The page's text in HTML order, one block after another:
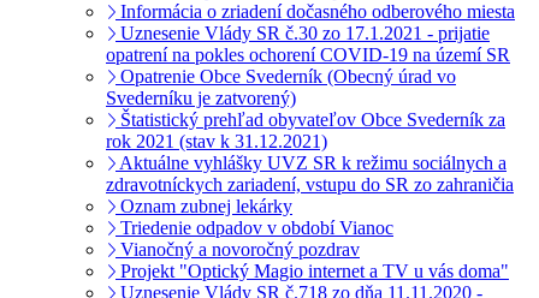
Informácia o zriadení dočasného odberového miesta
Uznesenie Vlády SR č.30 zo 17.1.2021 - prijatie
opatrení na pokles ochorení COVID-19 na území SR
Opatrenie Obce Svederník (Obecný úrad vo
Svederníku je zatvorený)
Štatistický prehľad obyvateľov Obce Svederník za
rok 2021 (stav k 31.12.2021)
Aktuálne vyhlášky UVZ SR k režimu sociálnych a
zdravotníckych zariadení, vstupu do SR zo zahraničia
Oznam zubnej lekárky
Triedenie odpadov v období Vianoc
Vianočný a novoročný pozdrav
Projekt "Optický Magio internet a TV u vás doma"
Uznesenie Vlády SR č.718 zo dňa 11.11.2020 -